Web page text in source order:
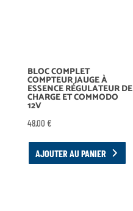
BLOC COMPLET
COMPTEUR JAUGE À
ESSENCE RÉGULATEUR DE
CHARGE ET COMMODO
12V
48,00 €
AJOUTER AU PANIER